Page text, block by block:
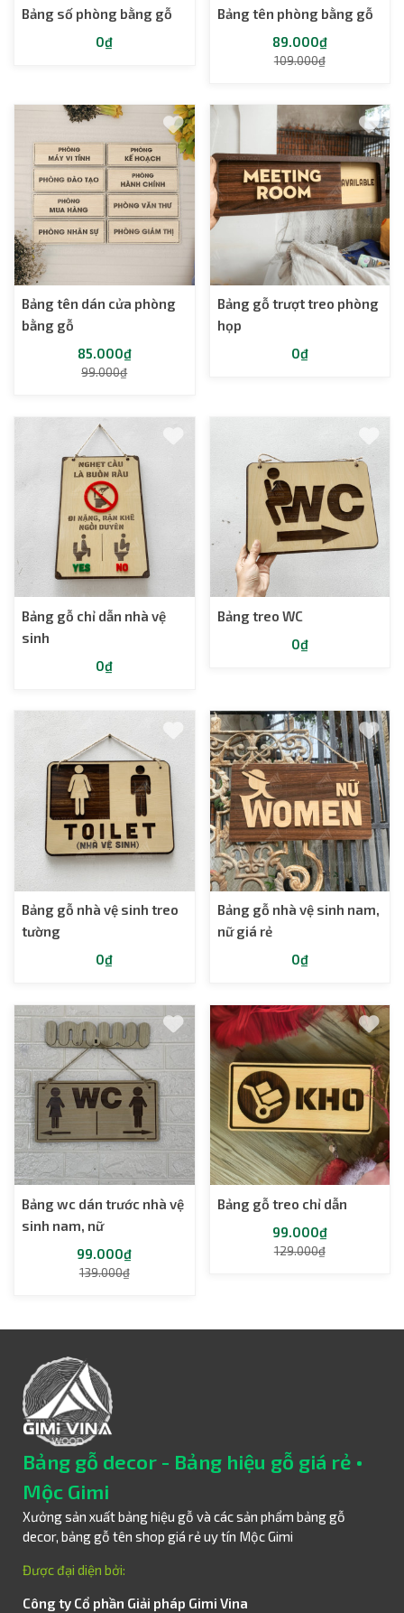
Bảng số phòng bằng gỗ
0₫
Bảng tên phòng bằng gỗ
89.000₫
109.000₫
Bảng tên dán cửa phòng
bằng gỗ
85.000₫
99.000₫
Bảng gỗ trượt treo phòng
họp
0₫
Bảng gỗ chỉ dẫn nhà vệ
sinh
0₫
Bảng treo WC
0₫
Bảng gỗ nhà vệ sinh treo
tường
0₫
Bảng gỗ nhà vệ sinh nam,
nữ giá rẻ
0₫
Bảng wc dán trước nhà vệ
sinh nam, nữ
99.000₫
139.000₫
Bảng gỗ treo chỉ dẫn
99.000₫
129.000₫
Bảng gỗ decor - Bảng hiệu gỗ giá rẻ •
Mộc Gimi
Xưởng sản xuất bảng hiệu gỗ và các sản phẩm bảng gỗ
decor, bảng gỗ tên shop giá rẻ uy tín Mộc Gimi
Được đại diện bởi:
Công ty Cổ phần Giải pháp Gimi Vina